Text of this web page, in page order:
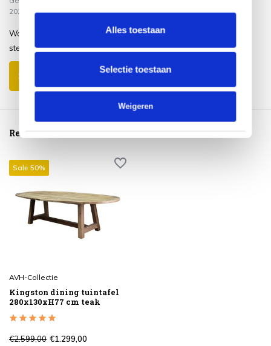
Alles toestaan
Selectie toestaan
Weigeren
2026
Wat een geweldige mooie grote
stevige tafel , super blij mee !!
Schrijf je eigen review
Reeds bekeken
Sale 50%
AVH-Collectie
Kingston dining tuintafel
280x130xH77 cm teak
€2.599,00 €1.299,00